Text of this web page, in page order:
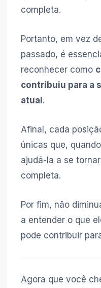
completa.
Portanto, em vez
passado, é
reconhecer como
contribuiu para a
atual.
Afinal, cada
únicas que,
ajudá-la a se
completa.
Por fim, não
a entender o que
pode contribuir
Agora que você